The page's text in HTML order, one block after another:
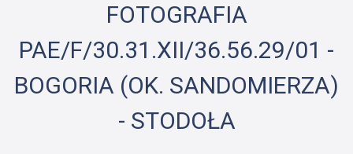
FOTOGRAFIA
PAE/F/30.31.XII/36.56.29/01 -
BOGORIA (OK. SANDOMIERZA)
- STODOŁA